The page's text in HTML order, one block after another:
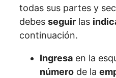
todas sus partes y
debes seguir las
continuación.
Ingresa en la
número de la